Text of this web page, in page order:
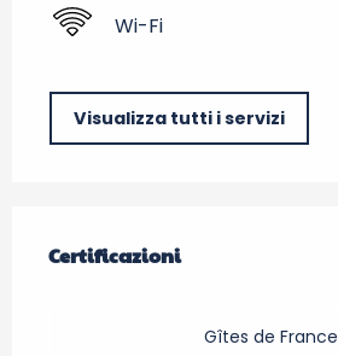
Wi-Fi
Visualizza tutti i servizi
Certificazioni
Certificazioni
Gîtes de France